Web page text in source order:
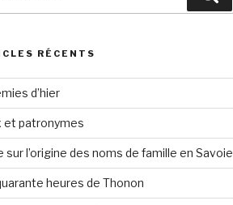
RÉCENTS
d’hier
et patronymes
sur l’origine des noms de famille en Savoie
heures de Thonon